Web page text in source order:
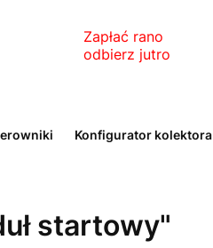
Zapłać rano
odbierz jutro
Konfigurator kolektora
startowy"